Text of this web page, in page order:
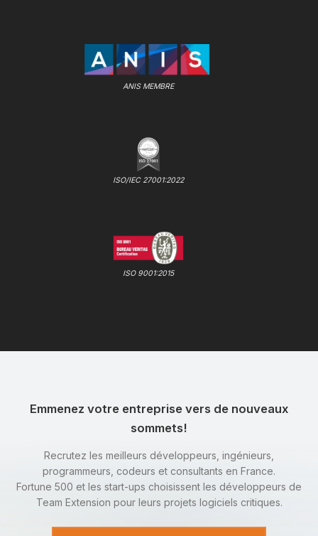
ANIS MEMBRE
ISO/IEC 27001:2022
ISO 9001:2015
Emmenez votre entreprise vers de nouveaux
sommets!
Recrutez les meilleurs développeurs, ingénieurs,
programmeurs, codeurs et consultants en France.
Fortune 500 et les start-ups choisissent les développeurs de
Team Extension pour leurs projets logiciels critiques.